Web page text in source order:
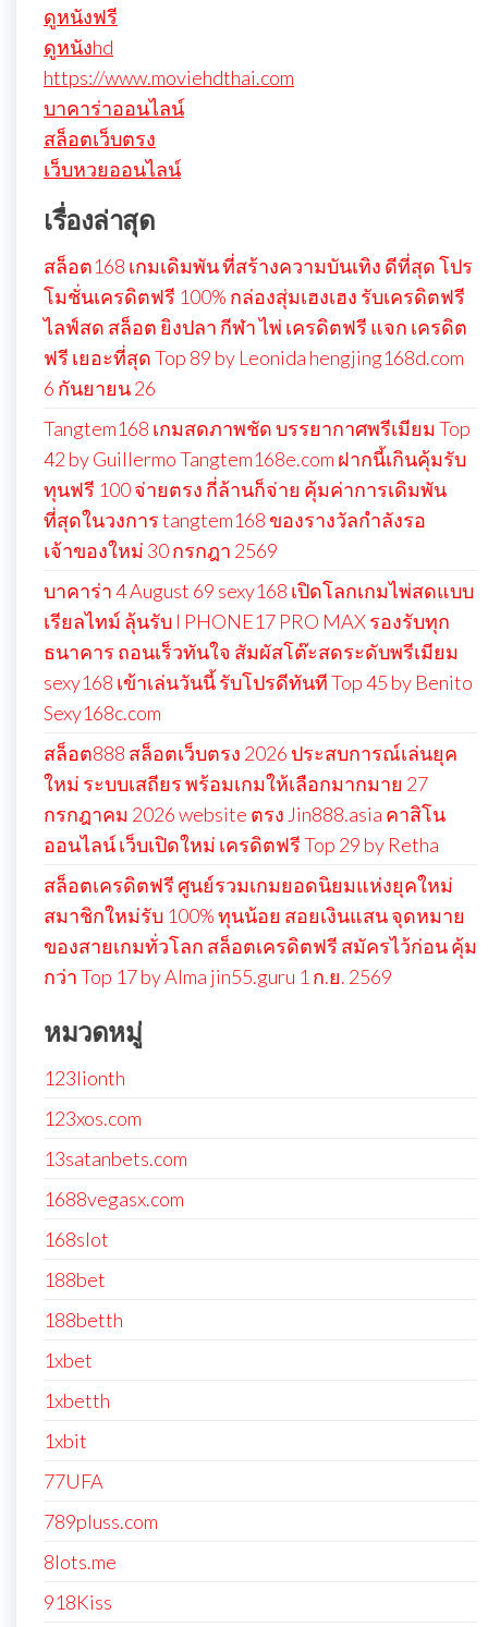
ดูหนังฟรี
ดูหนังhd
https://www.moviehdthai.com
บาคาร่าออนไลน์
สล็อตเว็บตรง
เว็บหวยออนไลน์
เรื่องล่าสุด
สล็อต168 เกมเดิมพัน ที่สร้างความบันเทิง ดีที่สุด โปร
โมชั่นเครดิตฟรี 100% กล่องสุ่มเฮงเฮง รับเครดิตฟรี
ไลฟ์สด สล็อต ยิงปลา กีฬา ไพ่ เครดิตฟรี แจก เครดิต
ฟรี เยอะที่สุด Top 89 by Leonida hengjing168d.com
6 กันยายน 26
Tangtem168 เกมสดภาพชัด บรรยากาศพรีเมียม Top
42 by Guillermo Tangtem168e.com ฝากนี้เกินคุ้มรับ
ทุนฟรี 100 จ่ายตรง กี่ล้านก็จ่าย คุ้มค่าการเดิมพัน
ที่สุดในวงการ tangtem168 ของรางวัลกำลังรอ
เจ้าของใหม่ 30 กรกฎา 2569
บาคาร่า 4 August 69 sexy168 เปิดโลกเกมไพ่สดแบบ
เรียลไทม์ ลุ้นรับ I PHONE17 PRO MAX รองรับทุก
ธนาคาร ถอนเร็วทันใจ สัมผัสโต๊ะสดระดับพรีเมียม
sexy168 เข้าเล่นวันนี้ รับโปรดีทันที Top 45 by Benito
Sexy168c.com
สล็อต888 สล็อตเว็บตรง 2026 ประสบการณ์เล่นยุค
ใหม่ ระบบเสถียร พร้อมเกมให้เลือกมากมาย 27
กรกฎาคม 2026 website ตรง Jin888.asia คาสิโน
ออนไลน์ เว็บเปิดใหม่ เครดิตฟรี Top 29 by Retha
สล็อตเครดิตฟรี ศูนย์รวมเกมยอดนิยมแห่งยุคใหม่
สมาชิกใหม่รับ 100% ทุนน้อย สอยเงินแสน จุดหมาย
ของสายเกมทั่วโลก สล็อตเครดิตฟรี สมัครไว้ก่อน คุ้ม
กว่า Top 17 by Alma jin55.guru 1 ก.ย. 2569
หมวดหมู่
123lionth
123xos.com
13satanbets.com
1688vegasx.com
168slot
188bet
188betth
1xbet
1xbetth
1xbit
77UFA
789pluss.com
8lots.me
918Kiss